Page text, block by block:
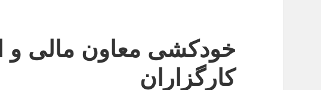
خودکشی معاون مالی و
کارگزاران